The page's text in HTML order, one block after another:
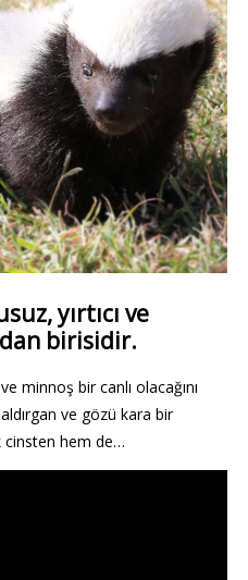
yırtıcı ve
birisidir.
minnoş bir canlı olacağını
ve gözü kara bir
cinsten hem de…